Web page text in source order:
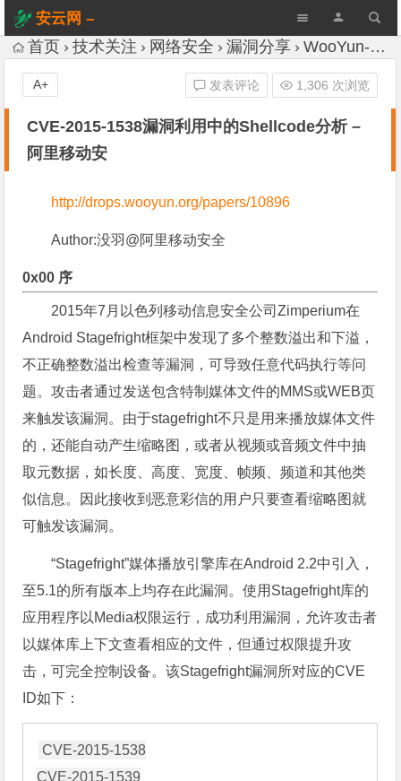
安云网 –
AnYun.ORG
首页 技术关注 网络安全 漏洞分享 WooYun-Drops
CVE-2015-1538漏洞利用中的Shellcode分析 –
阿里移动安
发表评论 1,306 次浏览
A+
http://drops.wooyun.org/papers/10896
Author:没羽@阿里移动安全
0x00 序
2015年7月以色列移动信息安全公司Zimperium在
Android Stagefright框架中发现了多个整数溢出和下溢，
不正确整数溢出检查等漏洞，可导致任意代码执行等问
题。攻击者通过发送包含特制媒体文件的MMS或WEB页
来触发该漏洞。由于stagefright不只是用来播放媒体文件
的，还能自动产生缩略图，或者从视频或音频文件中抽
取元数据，如长度、高度、宽度、帧频、频道和其他类
似信息。因此接收到恶意彩信的用户只要查看缩略图就
可触发该漏洞。
“Stagefright”媒体播放引擎库在Android 2.2中引入，
至5.1的所有版本上均存在此漏洞。使用Stagefright库的
应用程序以Media权限运行，成功利用漏洞，允许攻击者
以媒体库上下文查看相应的文件，但通过权限提升攻
击，可完全控制设备。该Stagefright漏洞所对应的CVE
ID如下：
CVE-2015-1538
CVE-2015-1539